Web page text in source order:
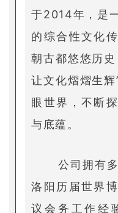
于2014年，是
的综合性文化
朝古都悠悠历史
让文化熠熠生
眼世界，不断
与底蕴。
公司拥有多
洛阳历届世界
议会务工作经